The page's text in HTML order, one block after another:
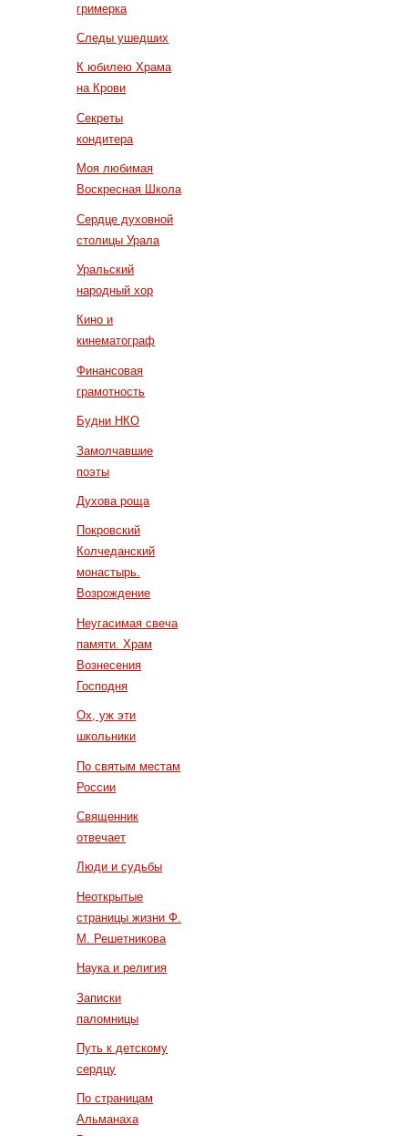
гримерка
Следы ушедших
К юбилею Храма
на Крови
Секреты
кондитера
Моя любимая
Воскресная Школа
Сердце духовной
столицы Урала
Уральский
народный хор
Кино и
кинематограф
Финансовая
грамотность
Будни НКО
Замолчавшие
поэты
Духова роща
Покровский
Колчеданский
монастырь.
Возрождение
Неугасимая свеча
памяти. Храм
Вознесения
Господня
Ох, уж эти
школьники
По святым местам
России
Священник
отвечает
Люди и судьбы
Неоткрытые
страницы жизни Ф.
М. Решетникова
Наука и религия
Записки
паломницы
Путь к детскому
сердцу
По страницам
Альманаха